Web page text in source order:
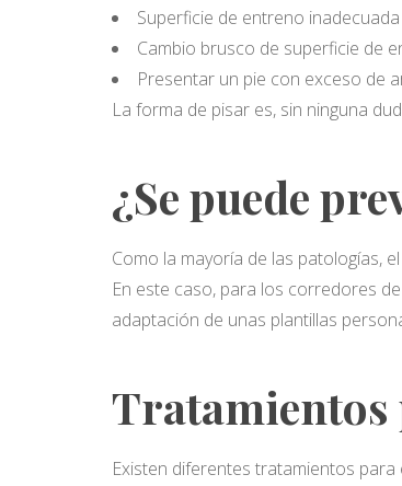
Superficie de entreno inadecuada
Cambio brusco de superficie de
Presentar un pie con exceso de
La forma de pisar es, sin ninguna
¿Se puede
Como la mayoría de las patologías,
En este caso, para los corredores
adaptación de unas plantillas
Existen diferentes tratamientos